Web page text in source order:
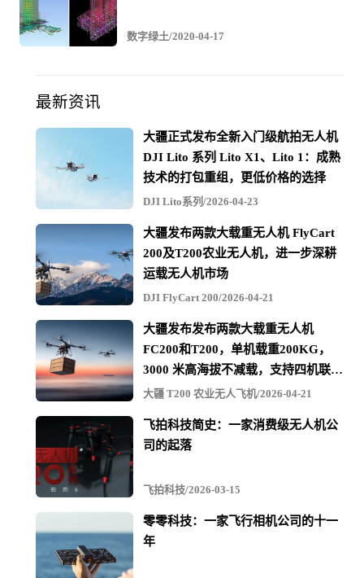
项目要求
可交付成果
精度 σ（Z/高程）
10 厘米
1 天内
坐标参考框架
CTRF 2000
投影坐标系
CGCS2000 CM108E
高程基准
目标区域
处理参数
数字绿土/2020-04-17
最新资讯
大疆正式发布全新入门级航拍无人机
DJI Lito 系列 Lito X1、Lito 1：成熟
技术的打包重组，更低价格的选择
DJI Lito系列/2026-04-23
大疆发布两款大载重无人机 FlyCart
200及T200农业无人机，进一步深耕
运载无人机市场
DJI FlyCart 200/2026-04-21
大疆发布发布两款大载重无人机
FC200和T200，单机载重200KG，
3000 米高海拔不减载，支持四机联吊
最多600KG
大疆 T200 农业无人飞机/2026-04-21
飞拍科技简史：一家消费级无人机公
司的起落
飞拍科技/2026-03-15
零零科技：一家飞行相机公司的十一
年